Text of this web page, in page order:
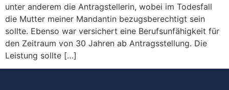
unter anderem die Antragstellerin, wobei im Todesfall
die Mutter meiner Mandantin bezugsberechtigt sein
sollte. Ebenso war versichert eine Berufsunfähigkeit für
den Zeitraum von 30 Jahren ab Antragsstellung. Die
Leistung sollte […]